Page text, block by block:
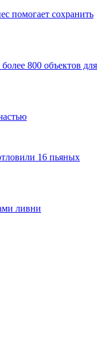
помогает сохранить
800 объектов для
16 пьяных
ливни